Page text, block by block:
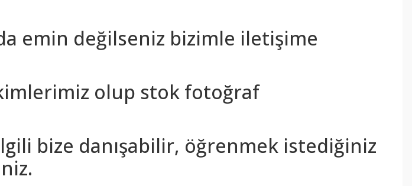
emin değilseniz bizimle iletişime
olup stok fotoğraf
bize danışabilir, öğrenmek istediğiniz